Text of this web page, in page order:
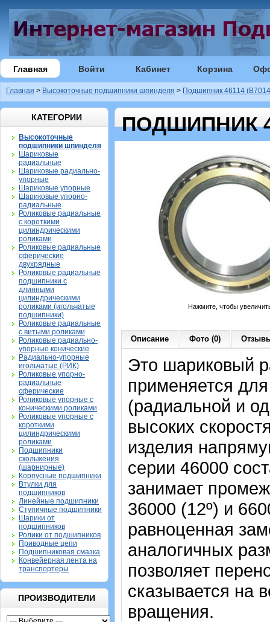
Главная Войти Кабинет Корзина
Главная > Высокоточные подшипники шпинделя > Подшипник 46114
КАТЕГОРИИ
Высокоточные
подшипники шпинделя
Шариковые
радиальные
Шариковые радиально-
упорные
Шариковые упорные
Шариковые упорно-
радиальные
Роликовые радиальные
с короткими
цилиндрическими
роликами
Роликовые радиальные
сферические
двухрядные
Роликовые радиальные
подшипники с
длинными
цилиндрическими
роликами (игольчатые
подшипники)
Роликовые радиальные
с витыми роликами
Роликовые радиально-
упорные конические
Радиально-упорные
игольчатые (РИК)
Роликовые упорно-
радиальные
сферические
Роликовые упорные с
коническими роликами
Роликовые упорные с
короткими
цилиндрическими
роликами
Подшипники
скольжения
(шарнирные)
Корпусные подшипники
Втулки для
подшипников
Линейные подшипники
Ступичные подшипники
Шарики от
подшипников
Ролики от подшипников
Приводные цепи
Подшипниковая смазка
Конвейерная лента на
транспортеры
ПРОИЗВОДИТЕЛИ
ПОДШИПНИК
Нажмите, чтобы
Описание Фото (0)
Это шариковый
применяется
(радиальной и
высоких
изделия
серии 46000
занимает
36000 (12º) и
равноценная
аналогичных
позволяет
сказывается на
вращения.